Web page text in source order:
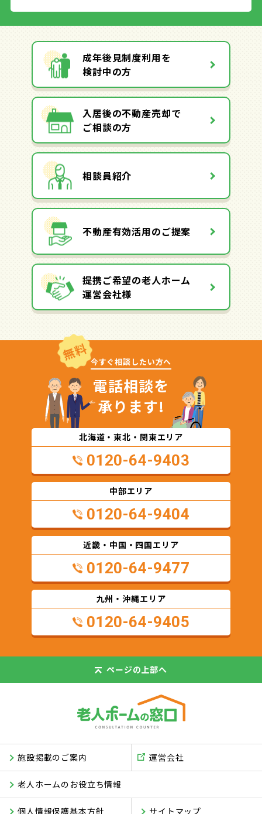
成年後見制度利用を
検討中の方
入居後の不動産売却で
ご相談の方
相談員紹介
不動産有効活用のご提案
提携ご希望の老人ホーム
運営会社様
無料 今すぐ相談したい方へ
電話相談を
承ります!
北海道・東北・関東エリア
0120-64-9403
中部エリア
0120-64-9404
近畿・中国・四国エリア
0120-64-9477
九州・沖縄エリア
0120-64-9405
ページの 上部へ
施設掲載のご案内
老人ホームのお役立ち情報
サイトマップ
運営会社
個人情報保護基本方針